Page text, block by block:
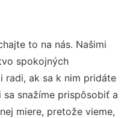
to na nás. Našimi
spokojných
radi, ak sa k nim pridáte
snažíme prispôsobiť a
miere, pretože vieme,